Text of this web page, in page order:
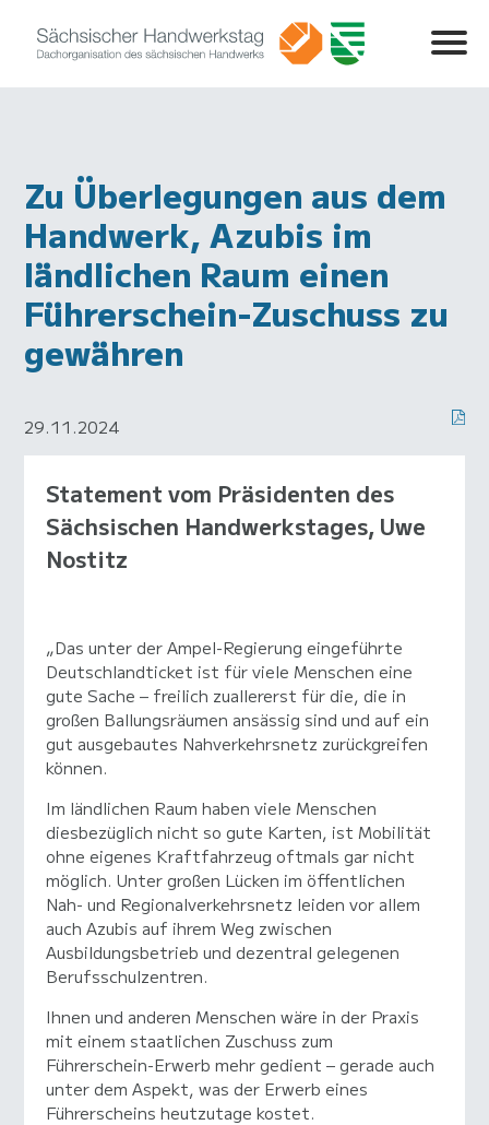
Zu Überlegungen aus dem
Handwerk, Azubis im
ländlichen Raum einen
Führerschein-Zuschuss zu
gewähren
29.11.2024
Statement vom Präsidenten des
Sächsischen Handwerkstages, Uwe
Nostitz
„Das unter der Ampel-Regierung eingeführte
Deutschlandticket ist für viele Menschen eine
gute Sache – freilich zuallererst für die, die in
großen Ballungsräumen ansässig sind und auf ein
gut ausgebautes Nahverkehrsnetz zurückgreifen
können.
Im ländlichen Raum haben viele Menschen
diesbezüglich nicht so gute Karten, ist Mobilität
ohne eigenes Kraftfahrzeug oftmals gar nicht
möglich. Unter großen Lücken im öffentlichen
Nah- und Regionalverkehrsnetz leiden vor allem
auch Azubis auf ihrem Weg zwischen
Ausbildungsbetrieb und dezentral gelegenen
Berufsschulzentren.
Ihnen und anderen Menschen wäre in der Praxis
mit einem staatlichen Zuschuss zum
Führerschein-Erwerb mehr gedient – gerade auch
unter dem Aspekt, was der Erwerb eines
Führerscheins heutzutage kostet.